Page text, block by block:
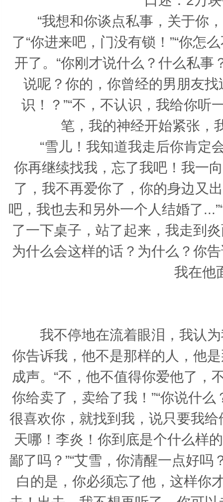
“我想和你谈点私事，关于你，
了“你进来吧，门没有锁！”“你怎
开了。“你刚才说什么？什么私事
说呢？你的，你曾经的男朋友
识！？”“不，不认识，我给你听
笔，我的神经开始紧张，
“雪儿！我知道我走后你肯定
你再继续找我，忘了我吧！我一
了，我不再爱你了，你的身边又
吧，我也去和另外一个人结婚了
了一下桌子，站了起来，我走到
为什么会这样的话？为什么？你
我在他
我不停地在流着眼泪，我认为
你告诉我，他不是那样的人，他
成声。“不，他不值得你爱他了，
你给卖了，卖给了我！”“你说什
很喜欢你，就找到我，说只要我
天哪！李炎！你到底是个什么样
鄙了吗？”“艾雪，你清醒一点好
白的是，你必须忘了他，这样你